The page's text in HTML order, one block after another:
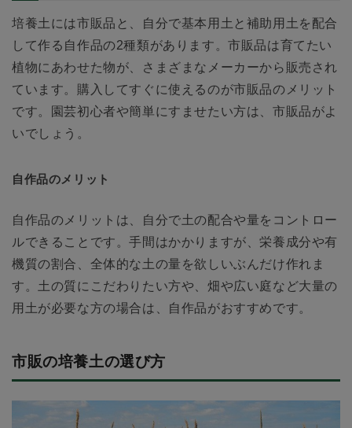
培養土には市販品と、自分で基本用土と補助用土を配合
して作る自作品の2種類があります。市販品は育てたい
植物にあわせた物が、さまざまなメーカーから販売され
ています。購入してすぐに使えるのが市販品のメリット
です。園芸初心者や簡単にすませたい方は、市販品がよ
いでしょう。
自作品のメリット
自作品のメリットは、自分で土の配合や量をコントロー
ルできることです。手間はかかりますが、栄養成分や有
機質の割合、全体的な土の量を欲しいぶんだけ作れま
す。土の質にこだわりたい方や、畑や広い庭など大量の
用土が必要な方の場合は、自作品がおすすめです。
市販の培養土の選び方